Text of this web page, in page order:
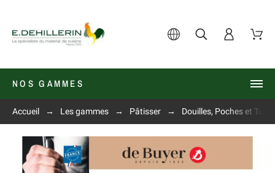
NOS GAMMES
Accueil Les gammes Pâtisser Douilles, Poches et Tube